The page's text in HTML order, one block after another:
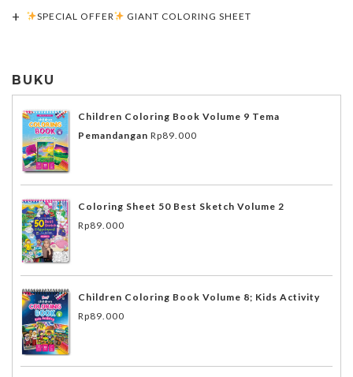
SPECIAL OFFER
GIANT COLORING SHEET
BUKU
Children Coloring Book Volume 9 Tema
Pemandangan Rp89.000
Coloring Sheet 50 Best Sketch Volume 2
Rp89.000
Children Coloring Book Volume 8; Kids Activity
Rp89.000